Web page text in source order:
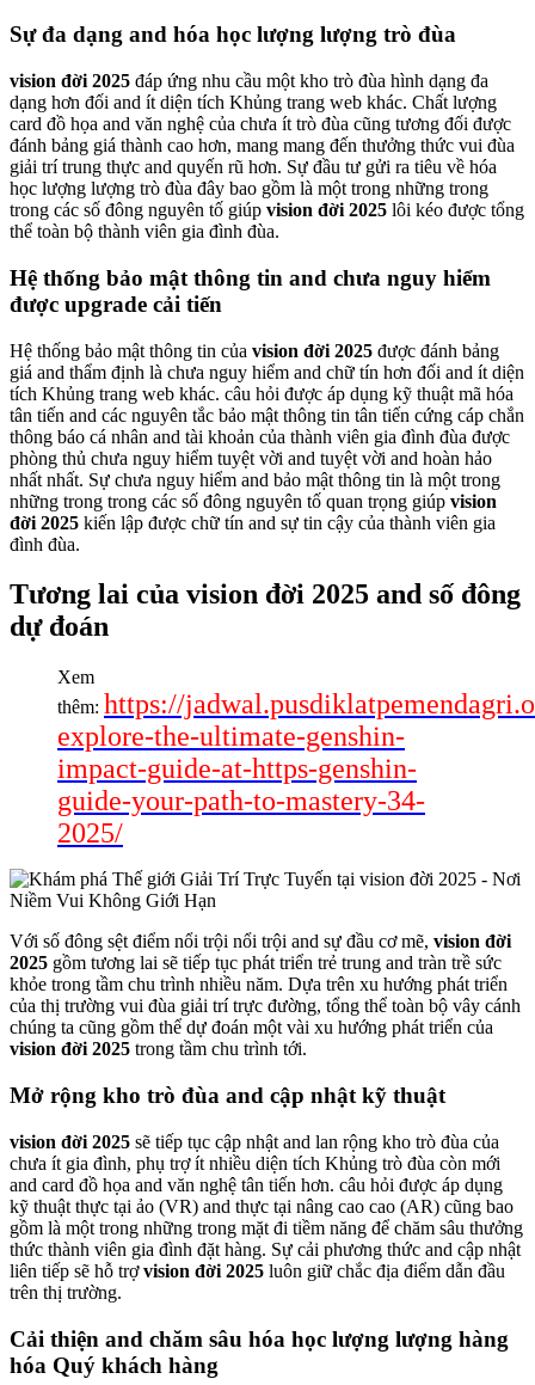
Sự đa dạng and hóa học lượng lượng trò đùa
vision đời 2025 đáp ứng nhu cầu một kho trò đùa hình dạng đa
dạng hơn đối and ít diện tích Khủng trang web khác. Chất lượng
card đồ họa and văn nghệ của chưa ít trò đùa cũng tương đối được
đánh bảng giá thành cao hơn, mang mang đến thưởng thức vui đùa
giải trí trung thực and quyến rũ hơn. Sự đầu tư gửi ra tiêu về hóa
học lượng lượng trò đùa đây bao gồm là một trong những trong
trong các số đông nguyên tố giúp vision đời 2025 lôi kéo được tổng
thể toàn bộ thành viên gia đình đùa.
Hệ thống bảo mật thông tin and chưa nguy hiểm
được upgrade cải tiến
Hệ thống bảo mật thông tin của vision đời 2025 được đánh bảng
giá and thẩm định là chưa nguy hiểm and chữ tín hơn đối and ít diện
tích Khủng trang web khác. câu hỏi được áp dụng kỹ thuật mã hóa
tân tiến and các nguyên tắc bảo mật thông tin tân tiến cứng cáp chắn
thông báo cá nhân and tài khoản của thành viên gia đình đùa được
phòng thủ chưa nguy hiểm tuyệt vời and tuyệt vời and hoàn hảo
nhất nhất. Sự chưa nguy hiểm and bảo mật thông tin là một trong
những trong trong các số đông nguyên tố quan trọng giúp vision
đời 2025 kiến lập được chữ tín and sự tin cậy của thành viên gia
đình đùa.
Tương lai của vision đời 2025 and số đông
dự đoán
Xem
thêm: https://
explore-the-ultimate-genshin-
impact-guide-at-https-genshin-
guide-your-path-to-mastery-34-
2025/
Với số đông sệt điểm nổi trội nổi trội and sự đầu cơ mẽ, vision đời
2025 gồm tương lai sẽ tiếp tục phát triển trẻ trung and tràn trề sức
khỏe trong tầm chu trình nhiều năm. Dựa trên xu hướng phát triển
của thị trường vui đùa giải trí trực đường, tổng thể toàn bộ vây cánh
chúng ta cũng gồm thể dự đoán một vài xu hướng phát triển của
vision đời 2025 trong tầm chu trình tới.
Mở rộng kho trò đùa and cập nhật kỹ thuật
vision đời 2025 sẽ tiếp tục cập nhật and lan rộng kho trò đùa của
chưa ít gia đình, phụ trợ ít nhiều diện tích Khủng trò đùa còn mới
and card đồ họa and văn nghệ tân tiến hơn. câu hỏi được áp dụng
kỹ thuật thực tại ảo (VR) and thực tại nâng cao cao (AR) cũng bao
gồm là một trong những trong mặt đi tiềm năng để chăm sâu thưởng
thức thành viên gia đình đặt hàng. Sự cải phương thức and cập nhật
liên tiếp sẽ hỗ trợvision đời 2025 luôn giữ chắc địa điểm dẫn đầu
trên thị trường.
Cải thiện and chăm sâu hóa học lượng lượng hàng
hóa Quý khách hàng